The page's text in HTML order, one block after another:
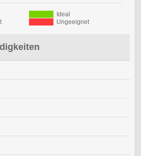
Ideal
Ungeeignet